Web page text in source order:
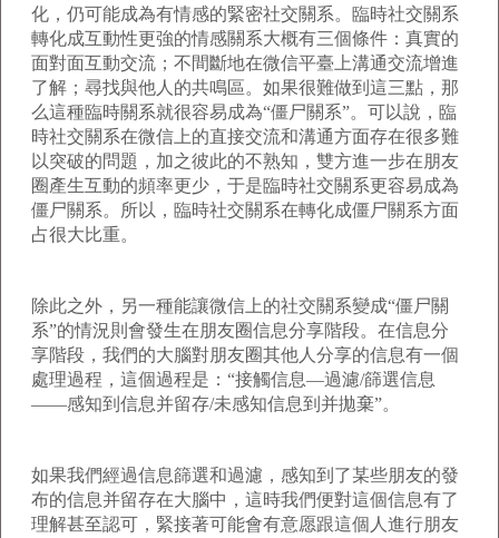
化，仍可能成為有情感的緊密社交關系。臨時社交關系
轉化成互動性更強的情感關系大概有三個條件：真實的
面對面互動交流；不間斷地在微信平臺上溝通交流增進
了解；尋找與他人的共鳴區。如果很難做到這三點，那
么這種臨時關系就很容易成為“僵尸關系”。可以說，臨
時社交關系在微信上的直接交流和溝通方面存在很多難
以突破的問題，加之彼此的不熟知，雙方進一步在朋友
圈產生互動的頻率更少，于是臨時社交關系更容易成為
僵尸關系。所以，臨時社交關系在轉化成僵尸關系方面
占很大比重。
除此之外，另一種能讓微信上的社交關系變成“僵尸關
系”的情況則會發生在朋友圈信息分享階段。在信息分
享階段，我們的大腦對朋友圈其他人分享的信息有一個
處理過程，這個過程是：“接觸信息—過濾/篩選信息
——感知到信息并留存/未感知信息到并拋棄”。
如果我們經過信息篩選和過濾，感知到了某些朋友的發
布的信息并留存在大腦中，這時我們便對這個信息有了
理解甚至認可，緊接著可能會有意愿跟這個人進行朋友